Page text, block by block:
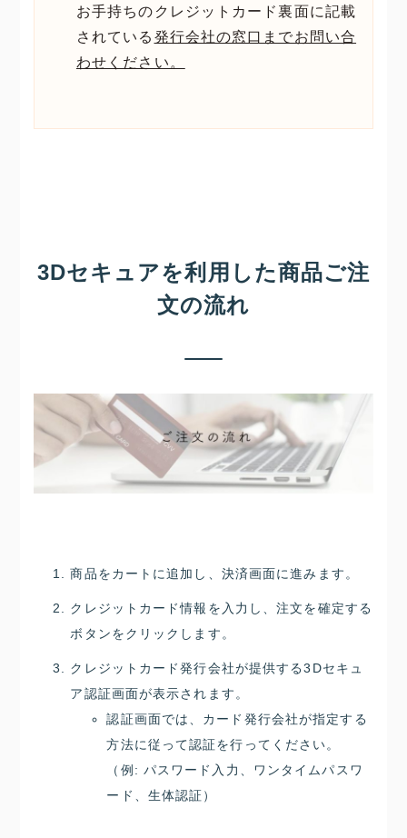
お手持ちのクレジットカード裏面に記載
されている 発行会社の窓口までお問い合
わせください。
3Dセキュアを利用した商品ご注
文の流れ
商品をカートに追加し、決済画面に進みます。
クレジットカード情報を入力し、注文を確定する
ボタンをクリックします。
クレジットカード発行会社が提供する3Dセキュ
ア認証画面が表示されます。
認証画面では、カード発行会社が指定する
方法に従って認証を行ってください。
（例: パスワード入力、ワンタイムパスワ
ード、生体認証）